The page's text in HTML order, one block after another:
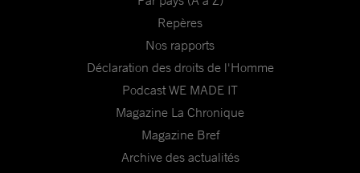
Repères
Nos rapports
Déclaration des droits de l'Homme
Podcast WE MADE IT
Magazine La Chronique
Magazine Bref
Archive des actualités